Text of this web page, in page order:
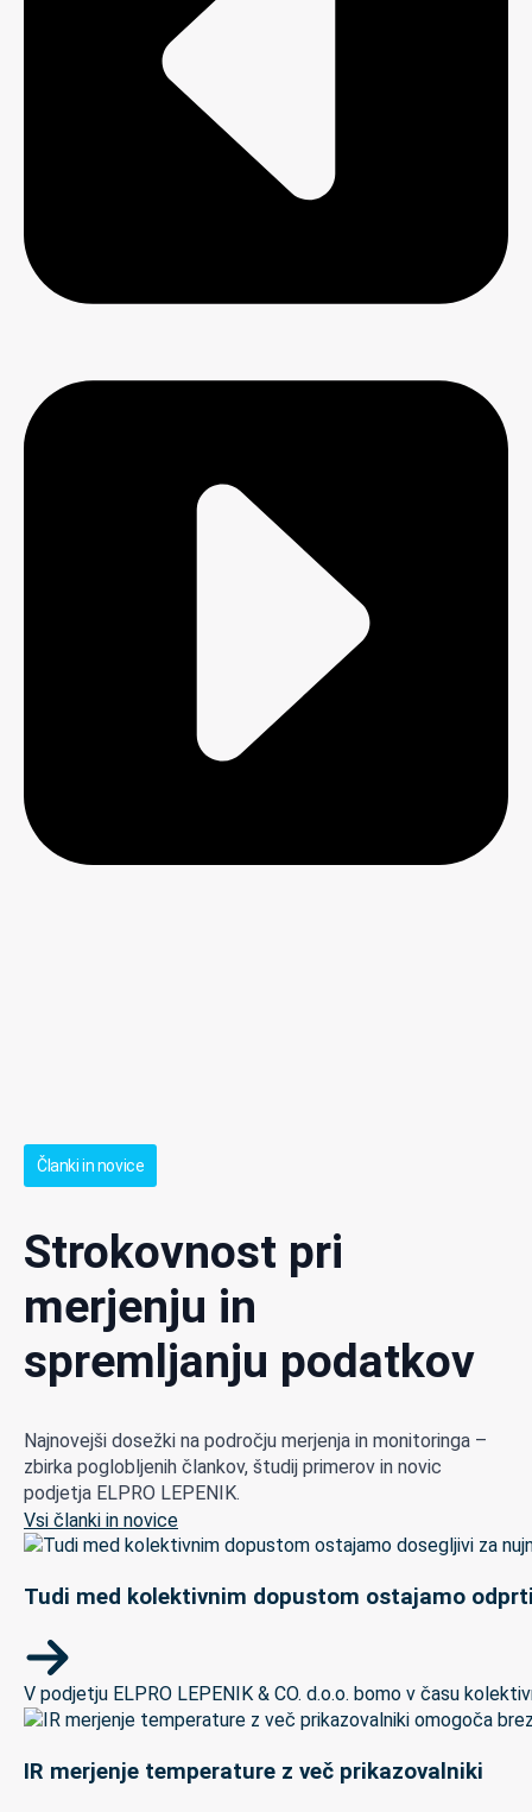
Članki in novice
Strokovnost pri
merjenju in
spremljanju podatkov
Najnovejši dosežki na področju merjenja in monitoringa –
zbirka poglobljenih člankov, študij primerov in novic
podjetja ELPRO LEPENIK.
Vsi članki in novice
Tudi med kolektivnim dopustom ostajamo
V podjetju ELPRO LEPENIK & CO. d.o.o. bomo v času
IR merjenje temperature z več prikazovalniki